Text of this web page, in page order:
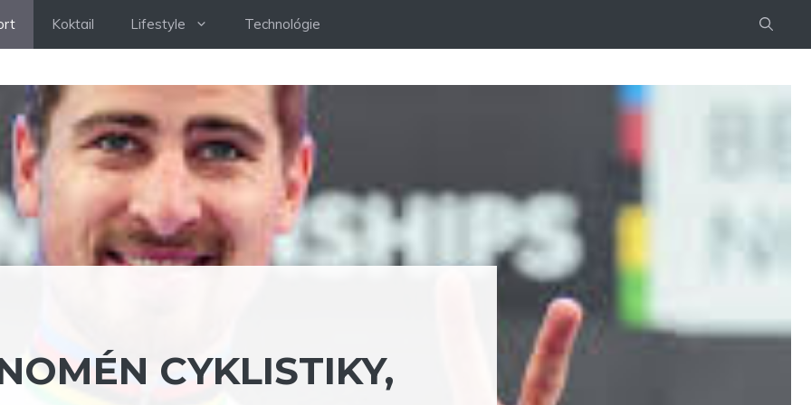
Koktail Lifestyle Technológie
CYKLISTIKY,